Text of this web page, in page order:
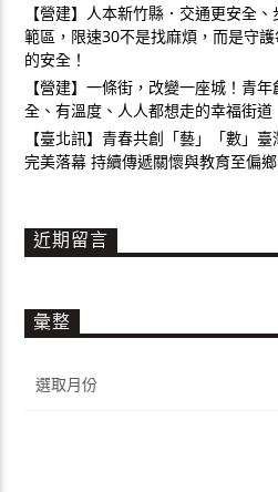
【營建】人本新竹縣．交通更安全
範區，限速30不是找麻煩，而是守
的安全！
【營建】一條街，改變一座城！青
全、有溫度、人人都想走的幸福街道
【臺北訊】青春共創「藝」「數」
完美落幕 持續傳遞關懷與教育至偏
近期留言
彙整
整